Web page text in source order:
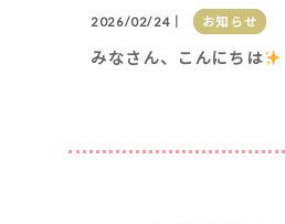
2026/02/24｜ お知らせ
みなさん、こんにちは